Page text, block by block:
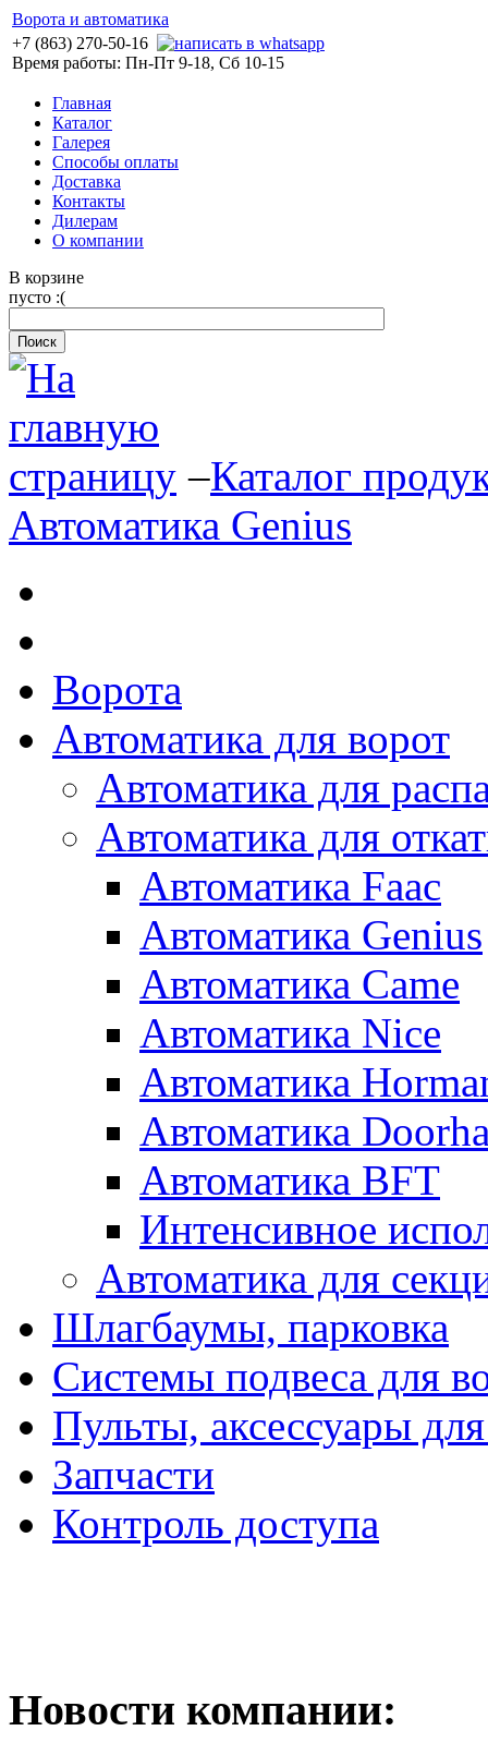
Ворота и автоматика
+7 (863) 270-50-16
Время работы: Пн-Пт 9-18, Сб 10-15
Главная
Каталог
Галерея
Способы оплаты
Доставка
Контакты
Дилерам
О компании
В корзине
пусто :(
–Каталог
Автоматика Genius
Ворота
Автоматика для ворот
Автоматика для
Автоматика для
Автоматика Faac
Автоматика Genius
Автоматика Came
Автоматика Nice
Автоматика
Автоматика
Автоматика BFT
Интенсивное
Автоматика для
Шлагбаумы, парковка
Системы подвеса для
Пульты, аксессуары
Запчасти
Контроль доступа
Новости компании: